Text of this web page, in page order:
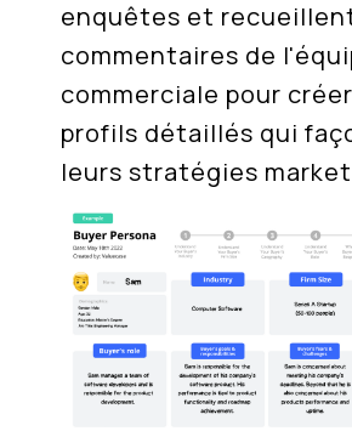
enquêtes et
commentaires de
commerciale pour
profils détaillés qui
leurs stratégies